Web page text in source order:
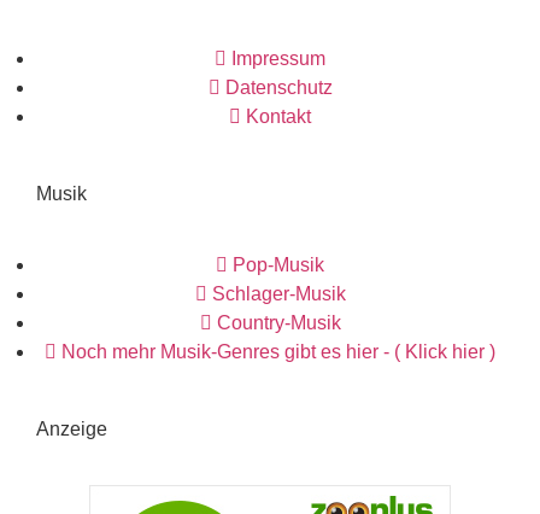
Impressum
Datenschutz
Kontakt
Musik
Pop-Musik
Schlager-Musik
Country-Musik
Noch mehr Musik-Genres gibt es hier - ( Klick hier )
Anzeige